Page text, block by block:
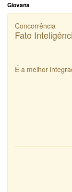
Giovana
Concorrência
Fato
É a melhor